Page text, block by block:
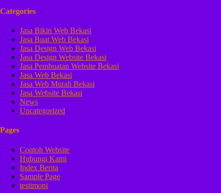
Categories
Jasa Bikin Web Bekasi
Jasa Buat Web Bekasi
Jasa Design Web Bekasi
Jasa Design Website Bekasi
Jasa Pembuatan Website Bekasi
Jasa Web Bekasi
Jasa Web Murah Bekasi
Jasa Website Bekasi
News
Uncategorized
Pages
Contoh Website
Hubungi Kami
Index Berita
Sample Page
testimoni